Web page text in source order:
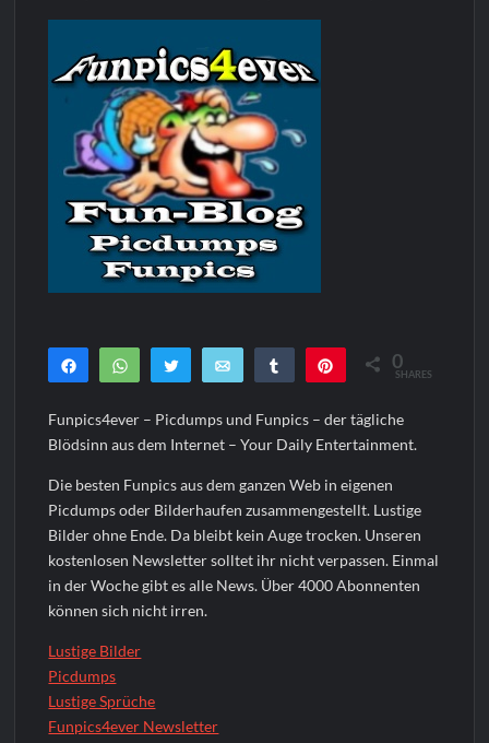
Teilen WhatsAppTwittern E-Mail Teilen Pin 0
SHARES
Funpics4ever – Picdumps und Funpics – der tägliche
Blödsinn aus dem Internet – Your Daily Entertainment.
Die besten Funpics aus dem ganzen Web in eigenen
Picdumps oder Bilderhaufen zusammengestellt. Lustige
Bilder ohne Ende. Da bleibt kein Auge trocken. Unseren
kostenlosen Newsletter solltet ihr nicht verpassen. Einmal
in der Woche gibt es alle News. Über 4000 Abonnenten
können sich nicht irren.
Lustige Bilder
Picdumps
Lustige Sprüche
Funpics4ever Newsletter